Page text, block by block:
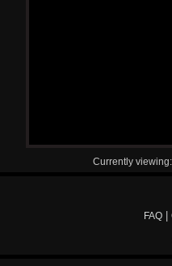
Currently viewing:
FAQ|